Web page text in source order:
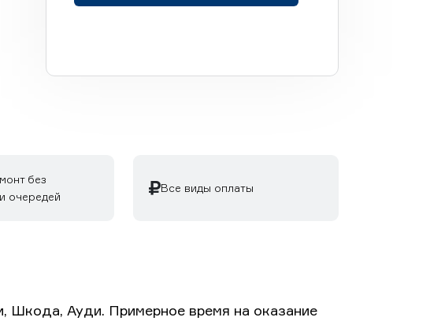
без
очередей
Все виды оплаты
Шкода, Ауди. Примерное время на оказание